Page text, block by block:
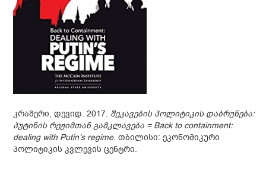
კრამერი, დევიდ. 2017. შეკავების პოლიტიკის დაბრუნება:
პუტინის რეჟიმთან გამკლავება = Back to containment:
dealing with Putin’s regime.თბილისი: ეკონომიკური
პოლიტიკის კვლევის ცენტრი.